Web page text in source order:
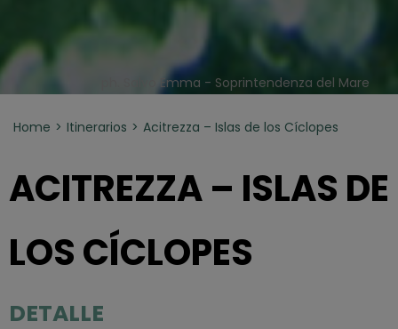
ph. Salvo Emma - Soprintendenza del Mare
Home Itinerarios Acitrezza – Islas de los Cíclopes
ACITREZZA – ISLAS DE
LOS CÍCLOPES
DETALLE